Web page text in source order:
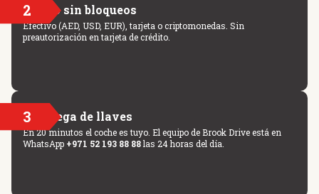
2 Pago sin bloqueos
Efectivo (AED, USD, EUR), tarjeta o criptomonedas. Sin
preautorización en tarjeta de crédito.
3 Entrega de llaves
En 20 minutos el coche es tuyo. El equipo de Brook Drive está en
WhatsApp +971 52 193 88 88las 24 horas del día.